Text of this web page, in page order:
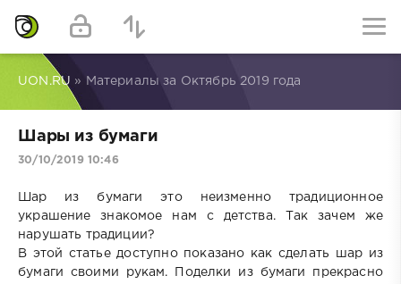
UON.RU » Материалы за Октябрь 2019 года
Шары из бумаги
30/10/2019 10:46
Шар из бумаги это неизменно традиционное
украшение знакомое нам с детства. Так зачем же
нарушать традиции?
В этой статье доступно показано как сделать шар из
бумаги своими рукам. Поделки из бумаги прекрасно